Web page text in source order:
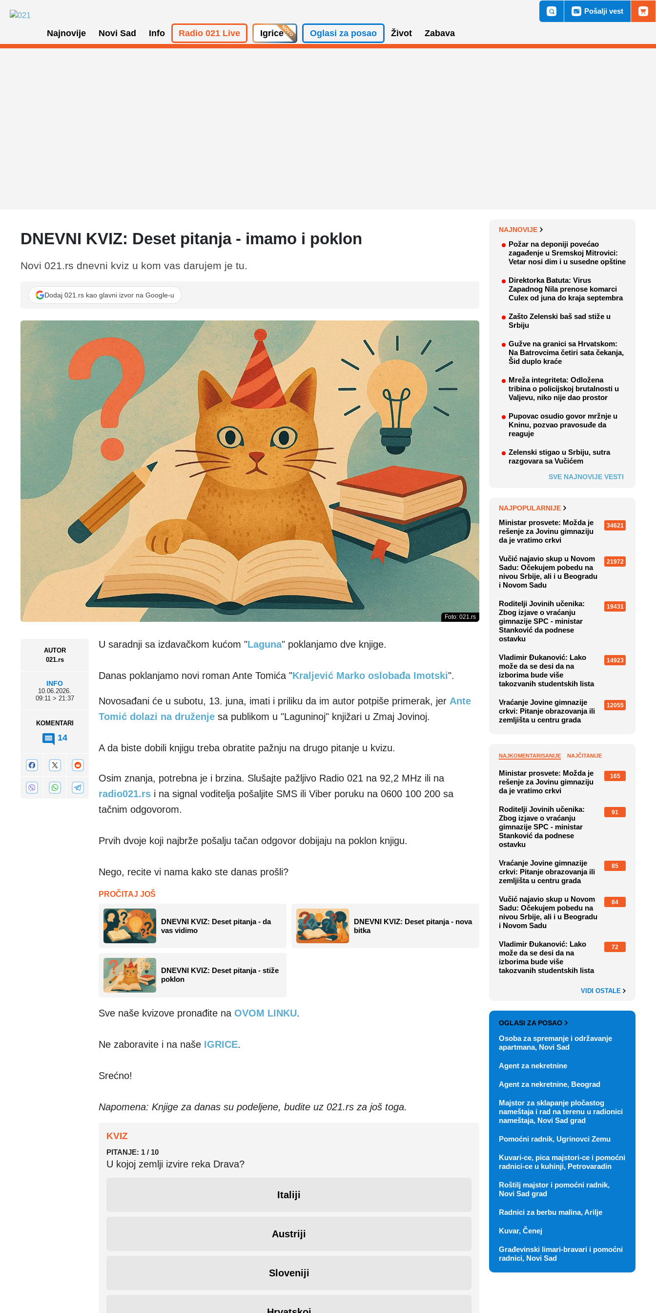
Najnovije Novi Sad Info Radio 021 Live Igrice Oglasi za posao Život Zabava
Pošalji vest
DNEVNI KVIZ: Deset pitanja - imamo i poklon
AUTOR
021.rs
INFO
10.06.2026.
09:11 > 21:37
KOMENTARI
14
Novi 021.rs dnevni kviz u kom vas darujem je tu.
Dodaj 021.rs kao glavni izvor na Google-u
Foto: 021.rs
U saradnji sa izdavačkom kućom "Laguna" poklanjamo dve knjige.
Danas poklanjamo novi roman Ante Tomića "Kraljević Marko oslobađa Imotski".
Novosađani će u subotu, 13. juna, imati i priliku da im autor potpiše primerak, jer Ante
Tomić dolazi na druženje sa publikom u "Laguninoj" knjižari u Zmaj Jovinoj.
A da biste dobili knjigu treba obratite pažnju na drugo pitanje u kvizu.
Osim znanja, potrebna je i brzina. Slušajte pažljivo Radio 021 na 92,2 MHz ili na
radio021.rs i na signal voditelja pošaljite SMS ili Viber poruku na 0600 100 200 sa
tačnim odgovorom.
Prvih dvoje koji najbrže pošalju tačan odgovor dobijaju na poklon knjigu.
Nego, recite vi nama kako ste danas prošli?
PROČITAJ JOŠ
DNEVNI KVIZ: Deset pitanja - da
vas vidimo
DNEVNI KVIZ: Deset pitanja - nova
bitka
DNEVNI KVIZ: Deset pitanja - stiže
poklon
Sve naše kvizove pronađite na OVOM LINKU.
Ne zaboravite i na naše IGRICE.
Srećno!
Napomena: Knjige za danas su podeljene, budite uz 021.rs za još toga.
KVIZ
PITANJE: 1 / 10
U kojoj zemlji izvire reka Drava?
Italiji
Austriji
Sloveniji
NAJNOVIJE
Požar na deponiji povećao
zagađenje u Sremskoj Mitrovici:
Vetar nosi dim i u susedne opštine
Direktorka Batuta: Virus
Zapadnog Nila prenose komarci
Culex od juna do kraja septembra
Zašto Zelenski baš sad stiže u
Srbiju
Gužve na granici sa Hrvatskom:
Na Batrovcima četiri sata čekanja,
Šid duplo kraće
Mreža integriteta: Odložena
tribina o policijskoj brutalnosti u
Valjevu, niko nije dao prostor
Pupovac osudio govor mržnje u
Kninu, pozvao pravosuđe da
reaguje
Zelenski stigao u Srbiju, sutra
razgovara sa Vučićem
SVE NAJNOVIJE VESTI
NAJPOPULARNIJE
Ministar prosvete: Možda je
rešenje za Jovinu gimnaziju
da je vratimo crkvi
34621
Vučić najavio skup u Novom
Sadu: Očekujem pobedu na
nivou Srbije, ali i u Beogradu
i Novom Sadu
21972
Roditelji Jovinih učenika:
Zbog izjave o vraćanju
gimnazije SPC - ministar
Stanković da podnese
ostavku
19431
Vladimir Đukanović: Lako
može da se desi da na
izborima bude više
takozvanih studentskih lista
14923
Vraćanje Jovine gimnazije
crkvi: Pitanje obrazovanja ili
zemljišta u centru grada
12055
NAJKOMENTARISANIJE NAJČITANIJE
Ministar prosvete: Možda je
rešenje za Jovinu gimnaziju
da je vratimo crkvi
165
Roditelji Jovinih učenika:
Zbog izjave o vraćanju
gimnazije SPC - ministar
Stanković da podnese
ostavku
91
Vraćanje Jovine gimnazije
crkvi: Pitanje obrazovanja ili
zemljišta u centru grada
85
Vučić najavio skup u Novom
Sadu: Očekujem pobedu na
nivou Srbije, ali i u Beogradu
i Novom Sadu
84
Vladimir Đukanović: Lako
može da se desi da na
izborima bude više
takozvanih studentskih lista
72
VIDI OSTALE
OGLASI ZA POSAO
Osoba za spremanje i održavanje
apartmana, Novi Sad
Agent za nekretnine
Agent za nekretnine, Beograd
Majstor za sklapanje pločastog
nameštaja i rad na terenu u radionici
nameštaja, Novi Sad grad
Pomoćni radnik, Ugrinovci Zemu
Kuvari-ce, pica majstori-ce i pomoćni
radnici-ce u kuhinji, Petrovaradin
Roštilj majstor i pomoćni radnik,
Novi Sad grad
Radnici za berbu malina, Arilje
Kuvar, Čenej
Građevinski limari-bravari i pomoćni
radnici, Novi Sad